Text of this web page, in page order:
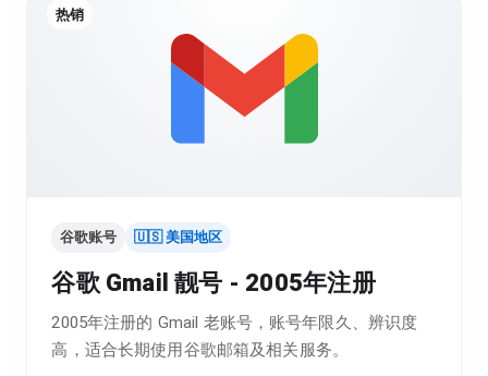
热销
谷歌账号 🇺🇸 美国地区
谷歌 Gmail 靓号 - 2005年注册
2005年注册的 Gmail 老账号，账号年限久、辨识度
高，适合长期使用谷歌邮箱及相关服务。